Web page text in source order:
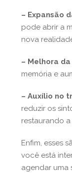
– Expansão
pode abrir a
nova
– Melhora
memória e
– Auxílio no
reduzir os
restaurando
Enfim, esses
você está
agendar uma